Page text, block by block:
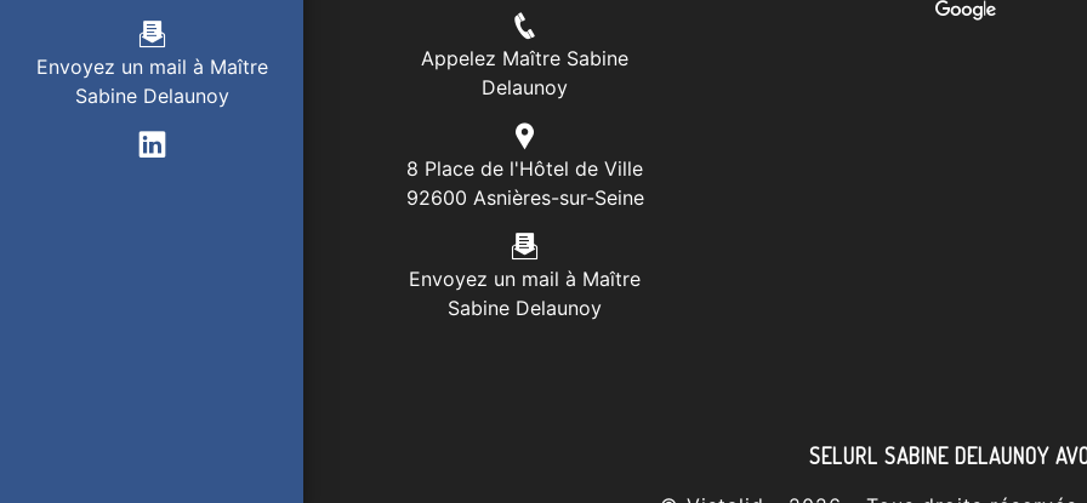
Envoyez un mail à Maître
Sabine Delaunoy
Appelez Maître Sabine
Delaunoy
8 Place de l'Hôtel de Ville
92600 Asnières-sur-Seine
Envoyez un mail à Maître
Sabine Delaunoy
SELURL SABINE DELAUNOY